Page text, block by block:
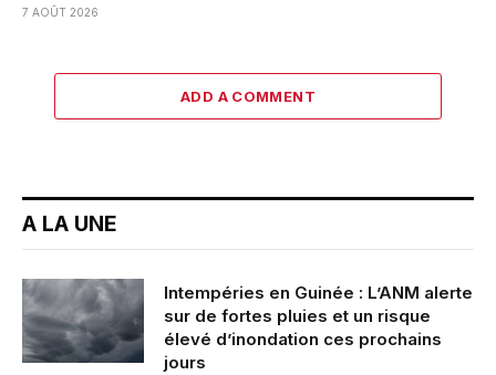
7 AOÛT 2026
ADD A COMMENT
A LA UNE
Intempéries en Guinée : L’ANM alerte
sur de fortes pluies et un risque
élevé d’inondation ces prochains
jours